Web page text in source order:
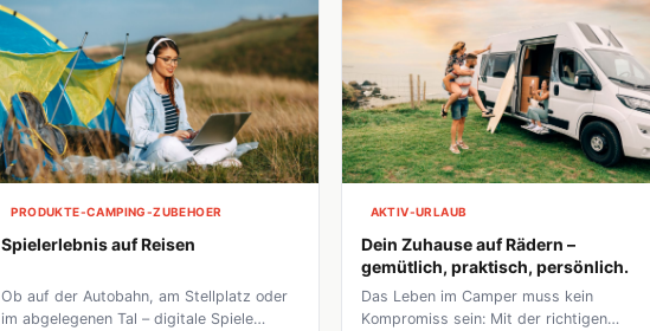
PRODUKTE-CAMPING-ZUBEHOER
Spielerlebnis auf Reisen
Ob auf der Autobahn, am Stellplatz oder
im abgelegenen Tal – digitale Spiele
AKTIV-URLAUB
Dein Zuhause auf Rädern –
gemütlich, praktisch, persönlich.
Das Leben im Camper muss kein
Kompromiss sein: Mit der richtigen